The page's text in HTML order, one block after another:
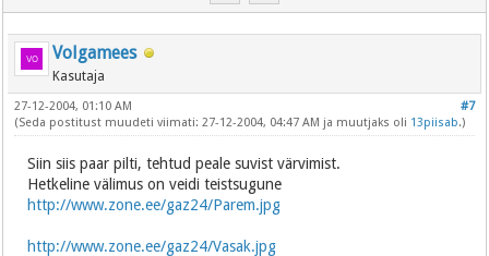
Volgamees
Kasutaja
#7
27-12-2004, 01:10 AM
(Seda postitust muudeti viimati: 27-12-2004, 04:47 AM ja muutjaks oli 13piisab.)
Siin siis paar pilti, tehtud peale suvist värvimist.
Hetkeline välimus on veidi teistsugune
http://www.zone.ee/gaz24/Parem.jpg
http://www.zone.ee/gaz24/Vasak.jpg